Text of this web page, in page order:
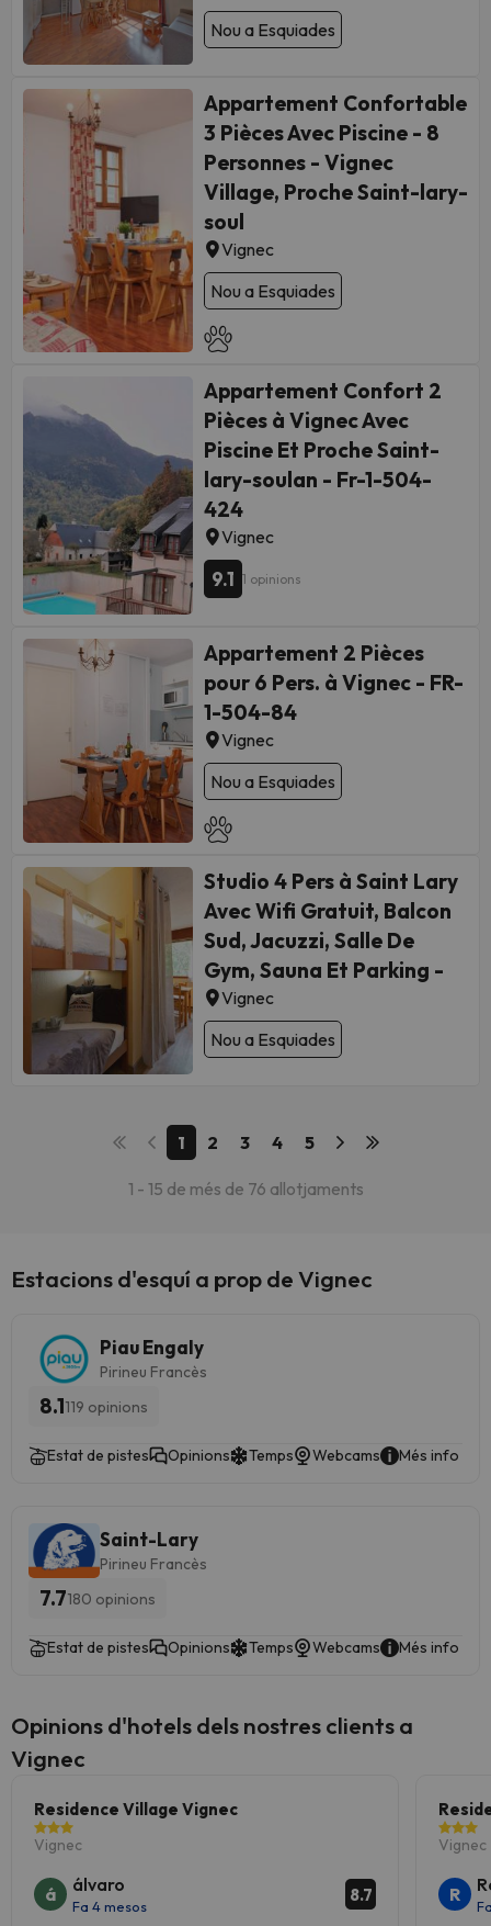
Nou a Esquiades
Appartement Confortable
3 Pièces Avec Piscine - 8
Personnes - Vignec
Village, Proche Saint-lary-
soul
Vignec
Nou a Esquiades
Appartement Confort 2
Pièces à Vignec Avec
Piscine Et Proche Saint-
lary-soulan - Fr-1-504-
424
Vignec
9.1 1 opinions
Appartement 2 Pièces
pour 6 Pers. à Vignec - FR-
1-504-84
Vignec
Nou a Esquiades
Studio 4 Pers à Saint Lary
Avec Wifi Gratuit, Balcon
Sud, Jacuzzi, Salle De
Gym, Sauna Et Parking -
Vignec
Nou a Esquiades
1 2 3 4 5
1 - 15 de més de 76 allotjaments
Estacions d'esquí a prop de Vignec
Piau Engaly
Pirineu Francès
8.1119 opinions
Estat de pistes Opinions Temps Webcams Més info
Saint-Lary
Pirineu Francès
7.7180 opinions
Estat de pistes Opinions Temps Webcams Més info
Opinions d'hotels dels nostres clients a
Vignec
Residence Village Vignec
Vignec
á álvaro
Fa 4 mesos
8.7
Vignec
R